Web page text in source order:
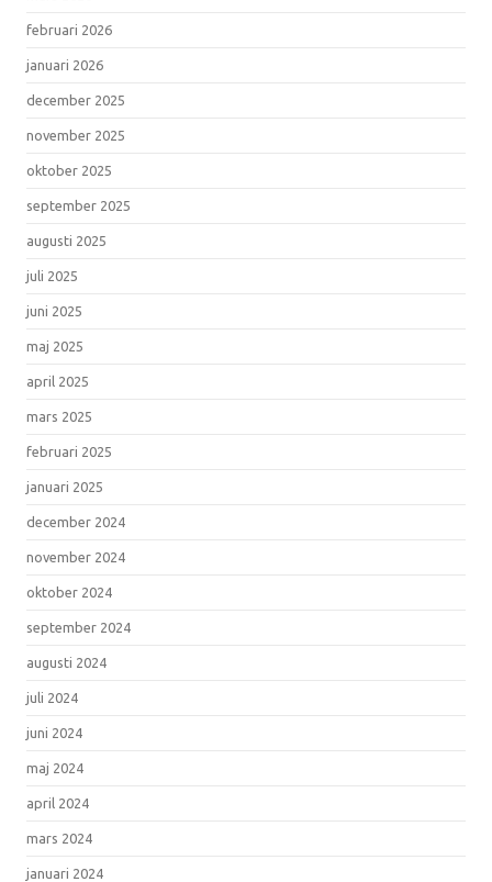
februari 2026
januari 2026
december 2025
november 2025
oktober 2025
september 2025
augusti 2025
juli 2025
juni 2025
maj 2025
april 2025
mars 2025
februari 2025
januari 2025
december 2024
november 2024
oktober 2024
september 2024
augusti 2024
juli 2024
juni 2024
maj 2024
april 2024
mars 2024
januari 2024